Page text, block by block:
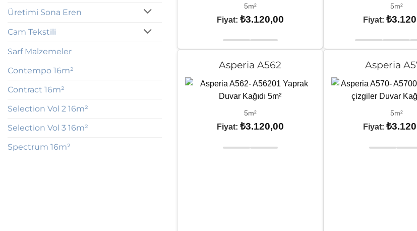
Üretimi Sona Eren
Cam Tekstili
Sarf Malzemeler
Contempo 16m²
Contract 16m²
Selection Vol 2 16m²
Selection Vol 3 16m²
Spectrum 16m²
5m²
Fiyat: ₺3.120,00
5m²
Fiyat: ₺
Asperia A562
5m²
Fiyat: ₺3.120,00
Asperia
5m²
Fiyat: ₺